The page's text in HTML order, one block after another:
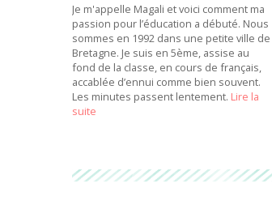
Je m'appelle Magali et voici comment ma
passion pour l’éducation a débuté. Nous
sommes en 1992 dans une petite ville de
Bretagne. Je suis en 5ème, assise au
fond de la classe, en cours de français,
accablée d’ennui comme bien souvent.
Les minutes passent lentement. Lire la
suite